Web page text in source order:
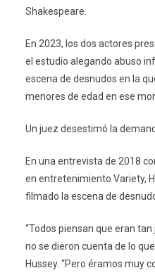
Shakespeare.
En 2023, los dos actores
el estudio alegando abuso
escena de desnudos en la
menores de edad en ese
Un juez desestimó la
En una entrevista de 2018
en entretenimiento Variety,
filmado la escena de
“Todos piensan que eran
no se dieron cuenta de lo
Hussey. “Pero éramos muy